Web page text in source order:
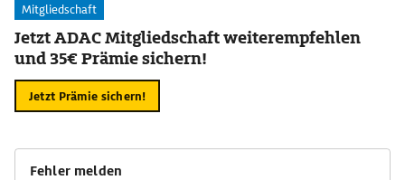
Mitgliedschaft
Jetzt ADAC Mitgliedschaft weiterempfehlen
und 35€ Prämie sichern!
Jetzt Prämie sichern!
Fehler melden